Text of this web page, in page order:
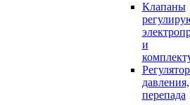
Клапаны
и
давления,
перепада